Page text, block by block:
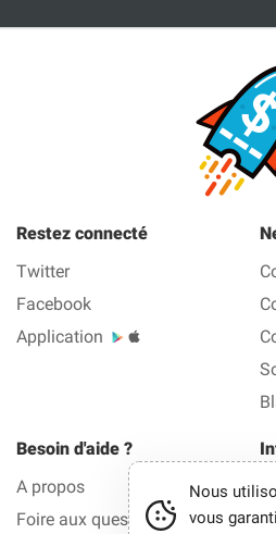
Restez connecté
Twitter
Facebook
Application
Besoin d'aide ?
A propos
Foire aux questions (FAQ)
Nous
vous